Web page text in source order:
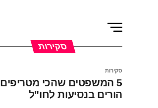
סקירות
סקירות
5 המשפטים שהכי מטריפים
הורים בנסיעות לחו"ל